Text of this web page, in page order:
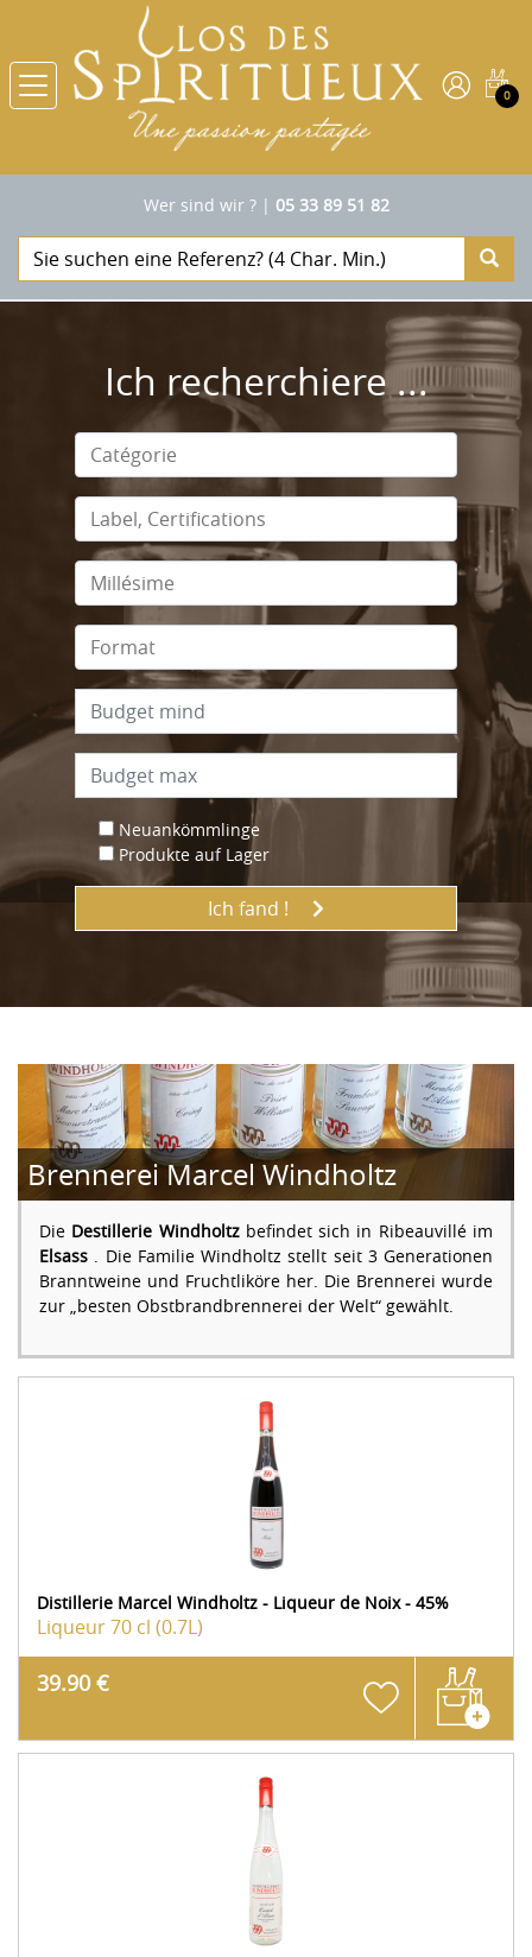
0
Wer sind wir ?| 05 33 89 51 82
Ich recherchiere ...
Neuankömmlinge
Produkte auf Lager
Ich fand !
Brennerei Marcel Windholtz
Die Destillerie Windholtzbefindet sich in Ribeauvillé im
Elsass . Die Familie Windholtz stellt seit 3 Generationen
Branntweine und Fruchtliköre her. Die Brennerei wurde
zur „besten Obstbrandbrennerei der Welt“ gewählt.
Distillerie Marcel Windholtz - Liqueur de Noix - 45%
Liqueur70 cl (0.7L)
39.90 €